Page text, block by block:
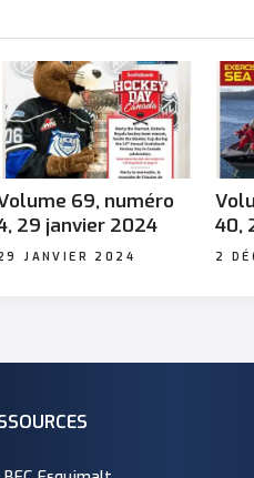
69, numéro
29 janvier 2024
JANVIER 2024
40,
2